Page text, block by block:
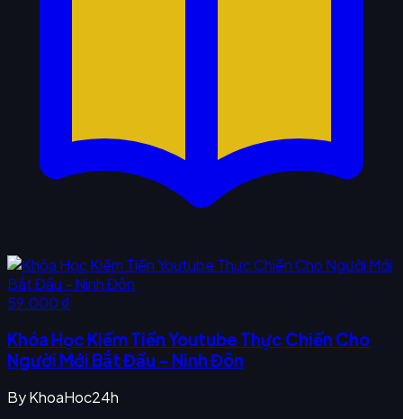
59.000 ₫
Khóa Học Kiếm Tiền Youtube Thực Chiến Cho
Người Mới Bắt Đầu - Ninh Đôn
ByKhoaHoc24h